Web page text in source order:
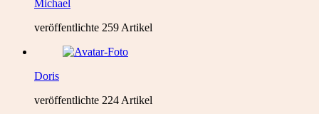
Michael
veröffentlichte 259 Artikel
Doris
veröffentlichte 224 Artikel